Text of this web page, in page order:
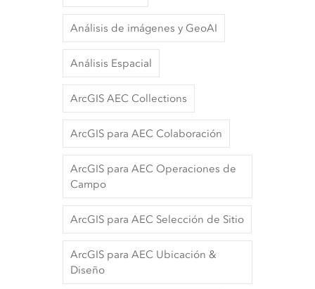
Análisis de imágenes y GeoAI
Análisis Espacial
ArcGIS AEC Collections
ArcGIS para AEC Colaboración
ArcGIS para AEC Operaciones de
Campo
ArcGIS para AEC Selección de Sitio
ArcGIS para AEC Ubicación &
Diseño